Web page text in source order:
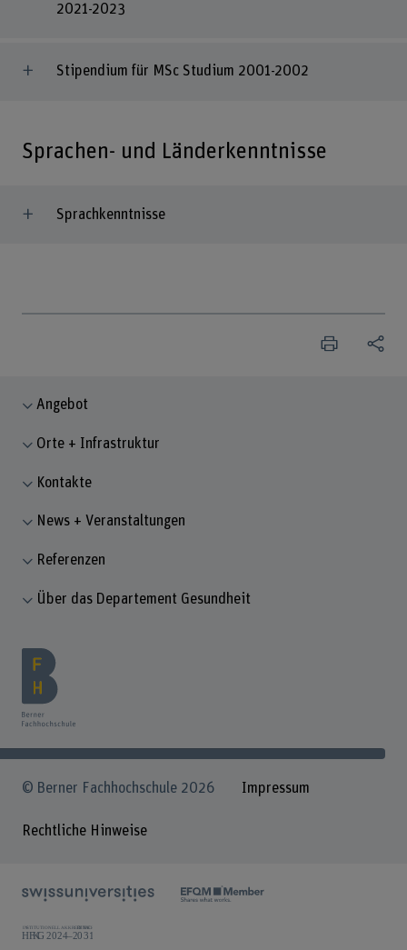
2021-2023
Stipendium für MSc Studium 2001-2002
Sprachen- und Länderkenntnisse
Sprachkenntnisse
Angebot
Orte + Infrastruktur
Kontakte
News + Veranstaltungen
Referenzen
Über das Departement Gesundheit
© Berner Fachhochschule 2026 Impressum
Rechtliche Hinweise